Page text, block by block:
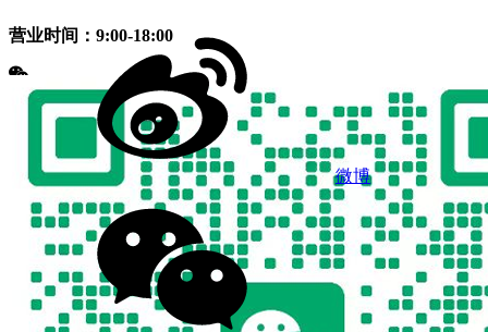
营业时间：9:00-18:00
微博